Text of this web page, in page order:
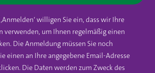
willigen Sie ein, dass wir Ihre
verwenden, um Ihnen regelmäßig einen
Die Anmeldung müssen Sie noch
einen an Ihre angegebene Email-Adresse
Die Daten werden zum Zweck des